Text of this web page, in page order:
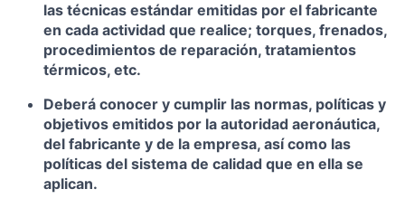
las técnicas estándar emitidas por el fabricante
en cada actividad que realice; torques, frenados,
procedimientos de reparación, tratamientos
térmicos, etc.
Deberá conocer y cumplir las normas, políticas y
objetivos emitidos por la autoridad aeronáutica,
del fabricante y de la empresa, así como las
políticas del sistema de calidad que en ella se
aplican.